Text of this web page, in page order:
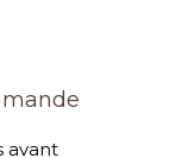
avant